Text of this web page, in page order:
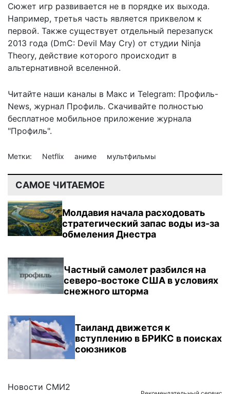
Сюжет игр развивается не в порядке их выхода.
Например, третья часть является приквелом к
первой. Также существует отдельный перезапуск
2013 года (DmC: Devil May Cry) от студии Ninja
Theory, действие которого происходит в
альтернативной вселенной.
Читайте наши каналы в Макс и Telegram: Профиль-
News, журнал Профиль. Скачивайте полностью
бесплатное мобильное приложение журнала
"Профиль".
Метки: Netflix аниме мультфильмы
САМОЕ ЧИТАЕМОЕ
Молдавия начала расходовать
стратегический запас воды из-за
обмеления Днестра
Частный самолет разбился на
северо-востоке США в условиях
снежного шторма
Таиланд движется к
вступлению в БРИКС в поисках
союзников
Новости СМИ2